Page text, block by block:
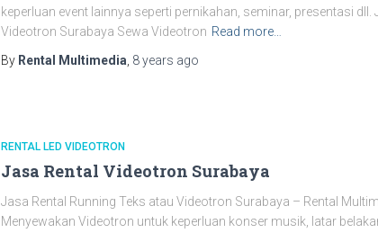
keperluan event lainnya seperti pernikahan, seminar, presentasi dll.
Videotron Surabaya Sewa Videotron Read more…
By Rental Multimedia 8 years ago
RENTAL LED VIDEOTRON
Jasa Rental Videotron Surabaya
Jasa Rental Running Teks atau Videotron Surabaya – Rental
Menyewakan Videotron untuk keperluan konser musik, latar